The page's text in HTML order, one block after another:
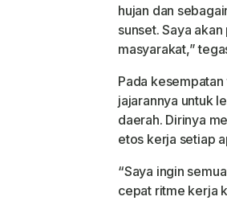
hujan dan
sunset. Saya
masyarakat,”
Pada
jajarannya untuk
daerah. Dirinya
etos kerja setiap
“Saya ingin
cepat ritme kerja